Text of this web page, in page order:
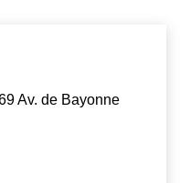
Av. de Bayonne